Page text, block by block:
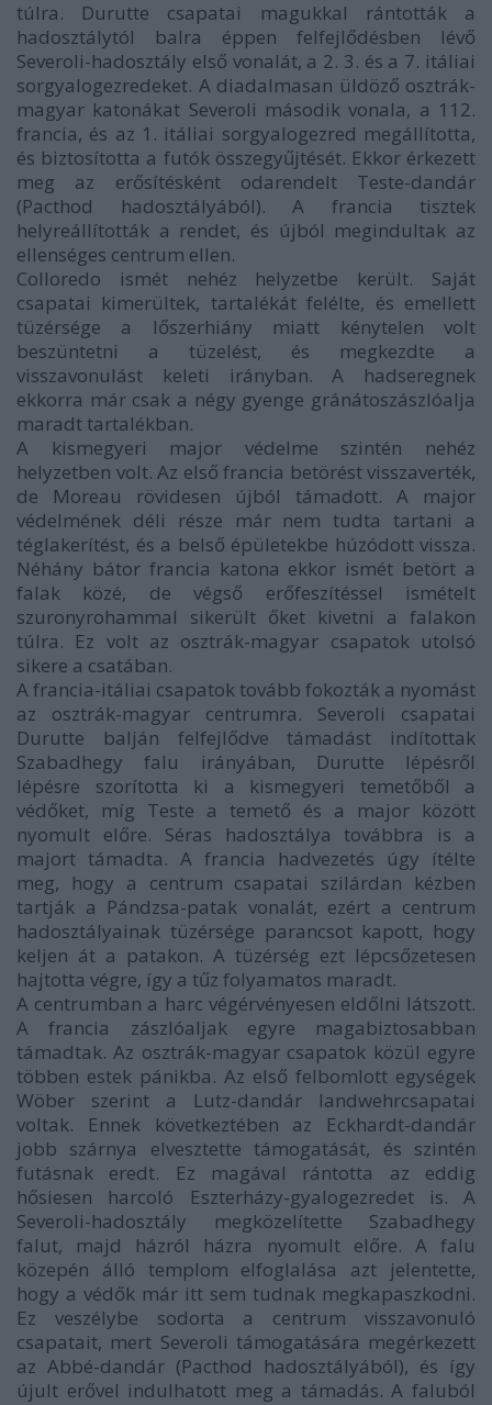
túlra. Durutte csapatai magukkal rántották a
hadosztálytól balra éppen felfejlődésben lévő
Severoli-hadosztály első vonalát, a 2. 3. és a 7. itáliai
sorgyalogezredeket. A diadalmasan üldöző osztrák-
magyar katonákat Severoli második vonala, a 112.
francia, és az 1. itáliai sorgyalogezred megállította,
és biztosította a futók összegyűjtését. Ekkor érkezett
meg az erősítésként odarendelt Teste-dandár
(Pacthod hadosztályából). A francia tisztek
helyreállították a rendet, és újból megindultak az
ellenséges centrum ellen.
Colloredo ismét nehéz helyzetbe került. Saját
csapatai kimerültek, tartalékát felélte, és emellett
tüzérsége a lőszerhiány miatt kénytelen volt
beszüntetni a tüzelést, és megkezdte a
visszavonulást keleti irányban. A hadseregnek
ekkorra már csak a négy gyenge gránátoszászlóalja
maradt tartalékban.
A kismegyeri major védelme szintén nehéz
helyzetben volt. Az első francia betörést visszaverték,
de Moreau rövidesen újból támadott. A major
védelmének déli része már nem tudta tartani a
téglakerítést, és a belső épületekbe húzódott vissza.
Néhány bátor francia katona ekkor ismét betört a
falak közé, de végső erőfeszítéssel ismételt
szuronyrohammal sikerült őket kivetni a falakon
túlra. Ez volt az osztrák-magyar csapatok utolsó
sikere a csatában.
A francia-itáliai csapatok tovább fokozták a nyomást
az osztrák-magyar centrumra. Severoli csapatai
Durutte balján felfejlődve támadást indítottak
Szabadhegy falu irányában, Durutte lépésről
lépésre szorította ki a kismegyeri temetőből a
védőket, míg Teste a temető és a major között
nyomult előre. Séras hadosztálya továbbra is a
majort támadta. A francia hadvezetés úgy ítélte
meg, hogy a centrum csapatai szilárdan kézben
tartják a Pándzsa-patak vonalát, ezért a centrum
hadosztályainak tüzérsége parancsot kapott, hogy
keljen át a patakon. A tüzérség ezt lépcsőzetesen
hajtotta végre, így a tűz folyamatos maradt.
A centrumban a harc végérvényesen eldőlni látszott.
A francia zászlóaljak egyre magabiztosabban
támadtak. Az osztrák-magyar csapatok közül egyre
többen estek pánikba. Az első felbomlott egységek
Wöber szerint a Lutz-dandár landwehrcsapatai
voltak. Ennek következtében az Eckhardt-dandár
jobb szárnya elvesztette támogatását, és szintén
futásnak eredt. Ez magával rántotta az eddig
hősiesen harcoló Eszterházy-gyalogezredet is. A
Severoli-hadosztály megközelítette Szabadhegy
falut, majd házról házra nyomult előre. A falu
közepén álló templom elfoglalása azt jelentette,
hogy a védők már itt sem tudnak megkapaszkodni.
Ez veszélybe sodorta a centrum visszavonuló
csapatait, mert Severoli támogatására megérkezett
az Abbé-dandár (Pacthod hadosztályából), és így
újult erővel indulhatott meg a támadás. A faluból